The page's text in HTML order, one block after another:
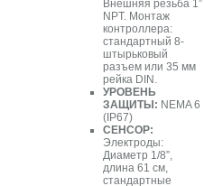
Внешняя резьба 1”
NPT. Монтаж
контроллера:
стандартный 8-
штырьковый
разъем или 35 мм
рейка DIN.
УРОВЕНЬ
ЗАЩИТЫ: NEMA 6
(IP67)
СЕНСОР:
Электроды:
Диаметр 1/8”,
длина 61 см,
стандартные